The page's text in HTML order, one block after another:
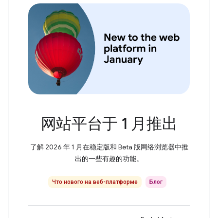
网站平台于 1 月推出
了解 2026 年 1 月在稳定版和 Beta 版网络浏览器中推
出的一些有趣的功能。
Что нового на веб-платформе Блог